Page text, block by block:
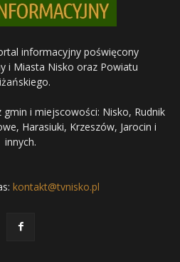
informacyjny poświęcony
i Miasta Nisko oraz Powiatu
i miejscowości: Nisko, Rudnik
Harasiuki, Krzeszów, Jarocin i
innych.
kontakt@tvnisko.pl